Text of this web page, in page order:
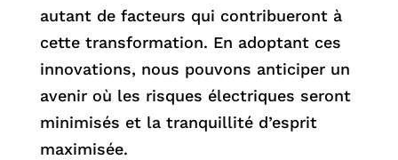
autant de facteurs qui contribueront à
cette transformation. En adoptant ces
innovations, nous pouvons anticiper un
avenir où les risques électriques seront
minimisés et la tranquillité d’esprit
maximisée.